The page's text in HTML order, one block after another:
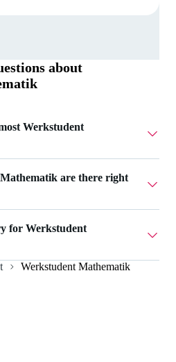
about
Werkstudent
are there right
for Werkstudent
Mathematik is 16 €.
Werkstudent Mathematik